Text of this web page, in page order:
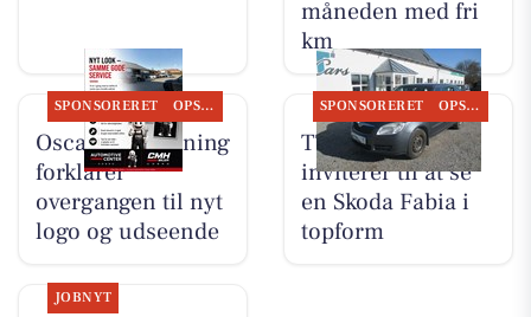
måneden med fri
km
SPONSORERET OPSLAGSTAVLEN
Oscar Biludlejning
forklarer
overgangen til nyt
logo og udseende
SPONSORERET OPSLAGSTAVLEN
TT CARS ApS
inviterer til at se
en Skoda Fabia i
topform
JOBNYT